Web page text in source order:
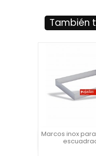
También
Marcos inox
Vista